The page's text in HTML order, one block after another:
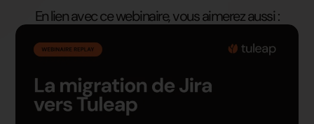
En lien avec ce webinaire, vous aimerez aussi :